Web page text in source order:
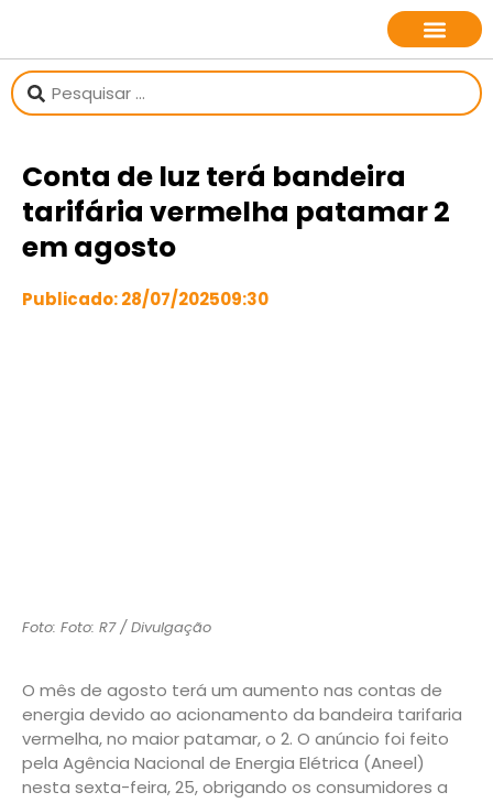
Conta de luz terá bandeira
tarifária vermelha patamar 2
em agosto
Publicado:28/07/202509:30
Foto: Foto: R7 / Divulgação
O mês de agosto terá um aumento nas contas de
energia devido ao acionamento da bandeira tarifaria
vermelha, no maior patamar, o 2. O anúncio foi feito
pela Agência Nacional de Energia Elétrica (Aneel)
nesta sexta-feira, 25, obrigando os consumidores a